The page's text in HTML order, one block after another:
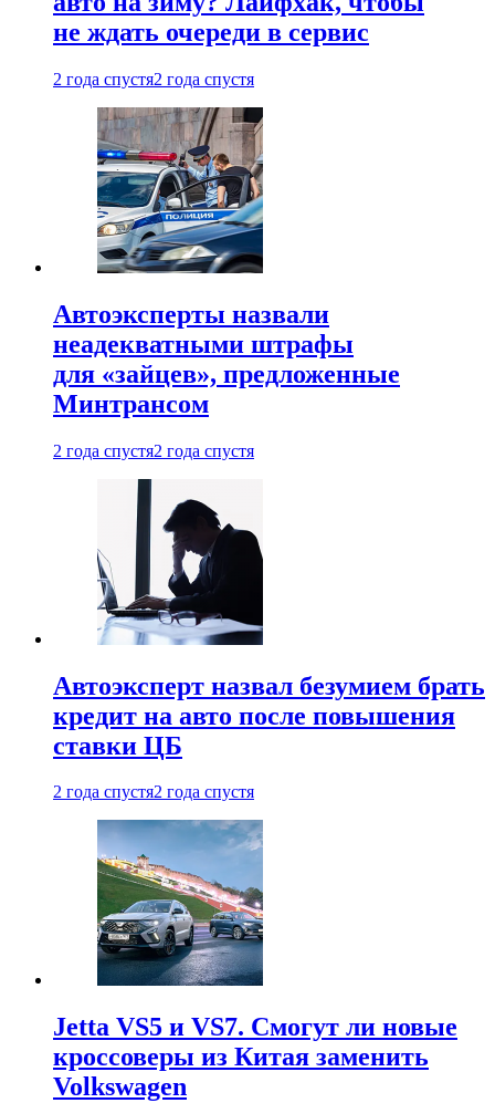
не ждать очереди в сервис
2 года спустя2 года спустя
Автоэксперты назвали
неадекватными штрафы
для «зайцев», предложенные
Минтрансом
2 года спустя2 года спустя
Автоэксперт назвал безумием брать
кредит на авто после повышения
ставки ЦБ
2 года спустя2 года спустя
Jetta VS5 и VS7. Смогут ли новые
кроссоверы из Китая заменить
Volkswagen